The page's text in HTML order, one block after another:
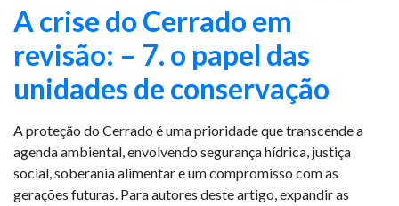
A crise do Cerrado em
revisão: – 7. o papel das
unidades de conservação
A proteção do Cerrado é uma prioridade que transcende a
agenda ambiental, envolvendo segurança hídrica, justiça
social, soberania alimentar e um compromisso com as
gerações futuras. Para autores deste artigo, expandir as